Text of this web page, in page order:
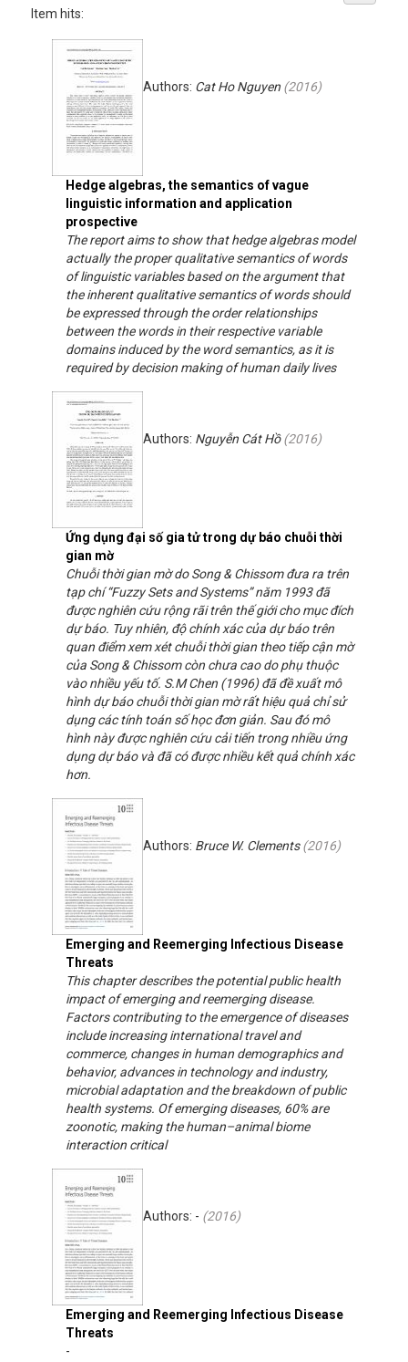
Item hits:
Hedge algebras, the semantics of vague
linguistic information and application
prospective
Authors: Cat Ho Nguyen (2016)
The report aims to show that hedge algebras model
actually the proper qualitative semantics of words
of linguistic variables based on the argument that
the inherent qualitative semantics of words should
be expressed through the order relationships
between the words in their respective variable
domains induced by the word semantics, as it is
required by decision making of human daily lives
Ứng dụng đại số gia tử trong dự báo chuỗi thời
gian mờ
Authors: Nguyễn Cát Hồ(2016)
Chuỗi thời gian mờ do Song & Chissom đưa ra trên
tạp chí “Fuzzy Sets and Systems” năm 1993 đã
được nghiên cứu rộng rãi trên thế giới cho mục đích
dự báo. Tuy nhiên, độ chính xác của dự báo trên
quan điểm xem xét chuỗi thời gian theo tiếp cận mờ
của Song & Chissom còn chưa cao do phụ thuộc
vào nhiều yếu tố. S.M Chen (1996) đã đề xuất mô
hình dự báo chuỗi thời gian mờ rất hiệu quả chỉ sử
dụng các tính toán số học đơn giản. Sau đó mô
hình này được nghiên cứu cải tiến trong nhiều ứng
dụng dự báo và đã có được nhiều kết quả chính xác
hơn.
Emerging and Reemerging Infectious Disease
Threats
Authors: Bruce W. Clements(2016)
This chapter describes the potential public health
impact of emerging and reemerging disease.
Factors contributing to the emergence of diseases
include increasing international travel and
commerce, changes in human demographics and
behavior, advances in technology and industry,
microbial adaptation and the breakdown of public
health systems. Of emerging diseases, 60% are
zoonotic, making the human–animal biome
interaction critical
Emerging and Reemerging Infectious Disease
Threats
Authors: - (2016)
-